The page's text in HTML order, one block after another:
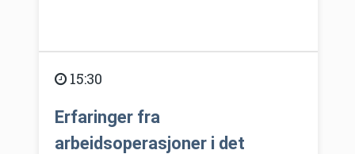
15:30
Erfaringer fra
arbeidsoperasjoner i det